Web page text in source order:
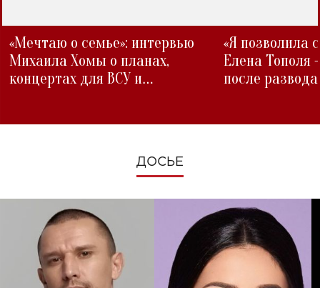
«Мечтаю о семье»: интервью
Михаила Хомы о планах,
концертах для ВСУ и
«Я позволила
Елена Тополя
после развода
ДОСЬЕ